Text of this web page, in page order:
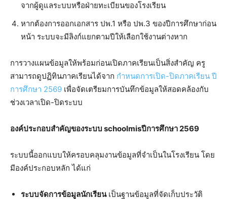
จากผู้ดูแลระบบหรือฝ่ายทะเบียนของโรงเรียน
หากต้องการออกเอกสาร ปพ.1 หรือ ปพ.3 ของปีการศึกษาก่อน
หน้า ระบบจะมีลิงก์แยกตามปีให้เลือกใช้งานต่างหาก
การวางแผนข้อมูลให้พร้อมก่อนเปิดภาคเรียนเป็นสิ่งสำคัญ ครู
สามารถดูปฏิทินภาคเรียนได้จาก กำหนดการเปิด-ปิดภาคเรียน ปี
การศึกษา 2569 เพื่อจัดเตรียมการบันทึกข้อมูลให้สอดคล้องกับ
ช่วงเวลาเปิด-ปิดระบบ
องค์ประกอบสำคัญของระบบ schoolmisปีการศึกษา 2569
ระบบนี้ออกแบบให้ครอบคลุมงานข้อมูลที่จำเป็นในโรงเรียน โดย
มีองค์ประกอบหลัก ได้แก่
ระบบจัดการข้อมูลนักเรียนเป็นฐานข้อมูลที่จัดเก็บประวัติ